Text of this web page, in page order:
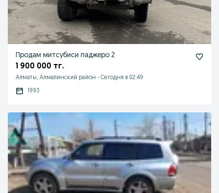
Продам митсубиси паджеро 2
1 900 000 тг.
Алматы, Алмалинский район - Сегодня в 02:49
1993